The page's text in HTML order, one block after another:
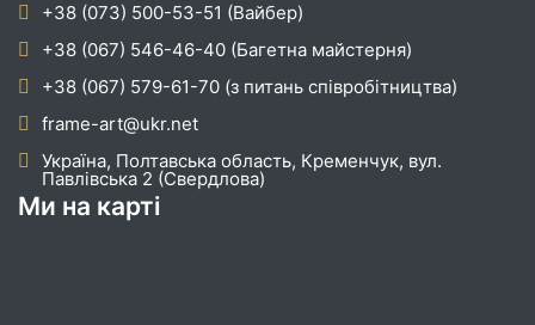
+38 (073) 500-53-51 (Вайбер)
+38 (067) 546-46-40 (Багетна майстерня)
+38 (067) 579-61-70 (з питань співробітництва)
frame-art@ukr.net
Україна, Полтавська область, Кременчук, вул.
Павлівська 2 (Свердлова)
Ми на карті